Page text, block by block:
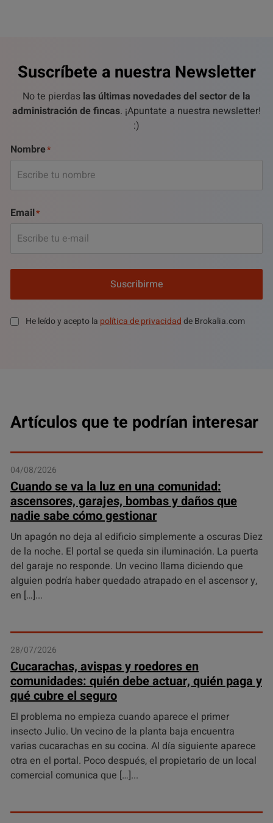
Suscríbete a nuestra Newsletter
No te pierdas las últimas novedades del sector de la
administración de fincas. ¡Apuntate a nuestra newsletter!
:)
Nombre
Email
Suscribirme
He leído y acepto la política de privacidadde Brokalia.com
Artículos que te podrían interesar
04/08/2026
Cuando se va la luz en una comunidad:
ascensores, garajes, bombas y daños que
nadie sabe cómo gestionar
Un apagón no deja al edificio simplemente a oscuras Diez
de la noche. El portal se queda sin iluminación. La puerta
del garaje no responde. Un vecino llama diciendo que
alguien podría haber quedado atrapado en el ascensor y,
en […]
28/07/2026
Cucarachas, avispas y roedores en
comunidades: quién debe actuar, quién paga y
qué cubre el seguro
El problema no empieza cuando aparece el primer
insecto Julio. Un vecino de la planta baja encuentra
varias cucarachas en su cocina. Al día siguiente aparece
otra en el portal. Poco después, el propietario de un local
comercial comunica que […]